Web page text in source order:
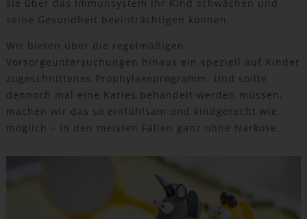
sie über das Immunsystem Ihr Kind schwächen und
seine Gesundheit beeinträchtigen können.
Wir bieten über die regelmäßigen
Vorsorgeuntersuchungen hinaus ein speziell auf Kinder
zugeschnittenes Prophylaxeprogramm. Und sollte
dennoch mal eine Karies behandelt werden müssen,
machen wir das so einfühlsam und kindgerecht wie
möglich – in den meisten Fällen ganz ohne Narkose.